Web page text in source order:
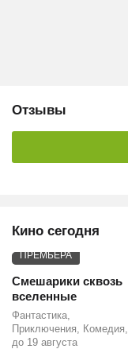
Отзывы
Кино сегодня
ПРЕМЬЕРА
Смешарики сквозь
вселенные
Фантастика,
Приключения, Комедия,
до 19 августа